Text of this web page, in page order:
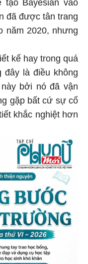
đã được tân trang
năm 2020, nhưng
kế hay trong quá
đây là điều không
bởi nó đã vận
gặp bất cứ sự cố
khắc nghiệt hơn